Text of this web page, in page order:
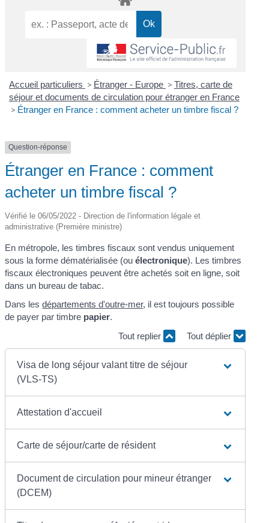
Accueil particuliers > Étranger - Europe > Titres, carte de
séjour et documents de circulation pour étranger en France
> Étranger en France : comment acheter un timbre fiscal ?
Question-réponse
Étranger en France : comment
acheter un timbre fiscal ?
Vérifié le 06/05/2022 - Direction de l'information légale et
administrative (Première ministre)
En métropole, les timbres fiscaux sont vendus uniquement
sous la forme dématérialisée (ouélectronique). Les timbres
fiscaux électroniques peuvent être achetés soit en ligne, soit
dans un bureau de tabac.
Dans lesdépartements d'outre-mer, il est toujours possible
de payer par timbre papier.
Tout replier
Tout déplier
Visa de long séjour valant titre de séjour
(VLS-TS)
Attestation d'accueil
Carte de séjour/carte de résident
Document de circulation pour mineur étranger
(DCEM)